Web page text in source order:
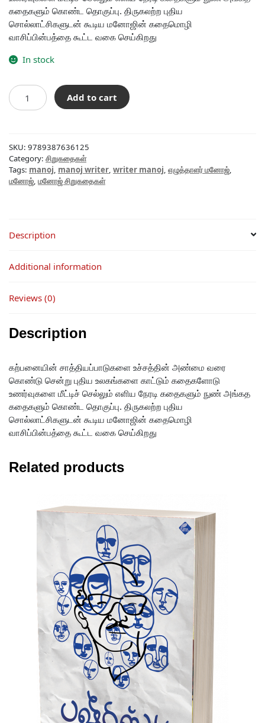
கதைகளும் கொண்ட தொகுப்பு. திருகலற்ற புதிய
சொல்லாட்சிகளுடன் கூடிய மனோஜின் கதைமொழி
வாசிப்பின்பத்தை கூட்ட வகை செய்கிறது
In stock
அப்சரஸ்
quantity
Add to cart
SKU: 9789387636125
Category: சிறுகதைகள்
Tags: manoj, manoj writer, writer manoj, எழுத்தாளர் மனோஜ்,
மனோஜ், மனோஜ் சிறுகதைகள்
Description
Additional information
Reviews (0)
Description
கற்பனையின் சாத்தியப்பாடுகளை உச்சத்தின் அண்மை வரை
கொண்டு சென்று புதிய உலகங்களை காட்டும் கதைகளோடு
உணர்வுகளை மீட்டிச் செல்லும் எளிய நேரடி கதைகளும் நுண் அங்கத
கதைகளும் கொண்ட தொகுப்பு. திருகலற்ற புதிய
சொல்லாட்சிகளுடன் கூடிய மனோஜின் கதைமொழி
வாசிப்பின்பத்தை கூட்ட வகை செய்கிறது
Related products